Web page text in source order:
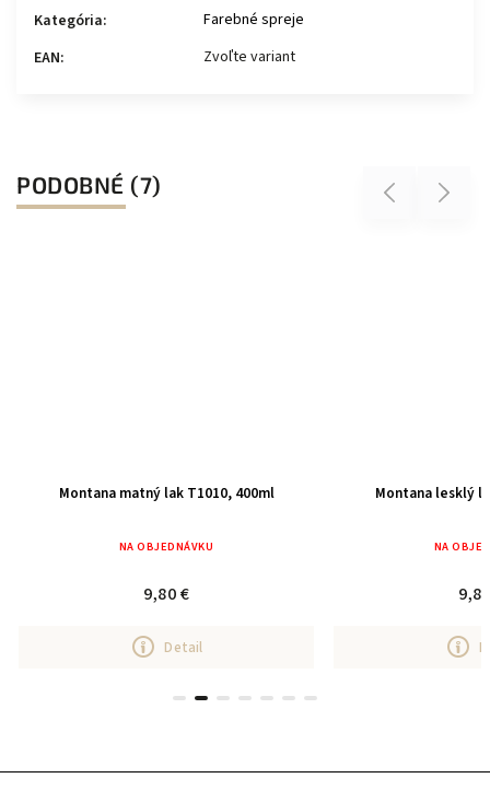
Kategória:
Farebné spreje
EAN: Zvoľte variant
PODOBNÉ (7) Previous
Montana matný lak T1010, 400ml
NA OBJEDNÁVKU
9,80 €
Detail
Montana lesklý
NA
Next